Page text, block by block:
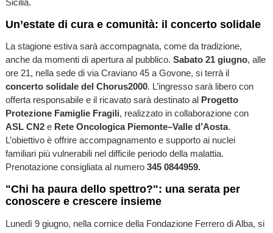
Un’estate di cura e comunità: il concerto solidale
La stagione estiva sarà accompagnata, come da tradizione,
anche da momenti di apertura al pubblico. Sabato 21 giugno, alle
ore 21, nella sede di via Craviano 45 a Govone, si terrà il
concerto solidale del Chorus2000. L’ingresso sarà libero con
offerta responsabile e il ricavato sarà destinato al Progetto
Protezione Famiglie Fragili, realizzato in collaborazione con
ASL CN2e Rete Oncologica Piemonte–Valle d’Aosta.
L’obiettivo è offrire accompagnamento e supporto ai nuclei
familiari più vulnerabili nel difficile periodo della malattia.
Prenotazione consigliata al numero 345 0844959.
"Chi ha paura dello spettro?": una serata per
conoscere e crescere insieme
Lunedì 9 giugno, nella cornice della Fondazione Ferrero di Alba, si